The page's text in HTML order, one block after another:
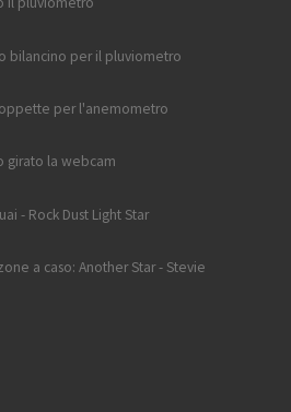
bilancino per il pluviometro
per l'anemometro
girato la webcam
- Rock Dust Light Star
a caso: Another Star - Stevie